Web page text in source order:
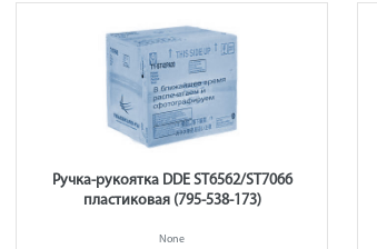
Ручка-рукоятка DDE ST6562/ST7066
пластиковая (795-538-173)
None